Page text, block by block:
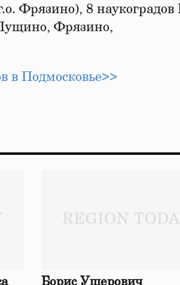
Фрязино), 8
Фрязино,
в Подмосковье>>
Борис Ушерович